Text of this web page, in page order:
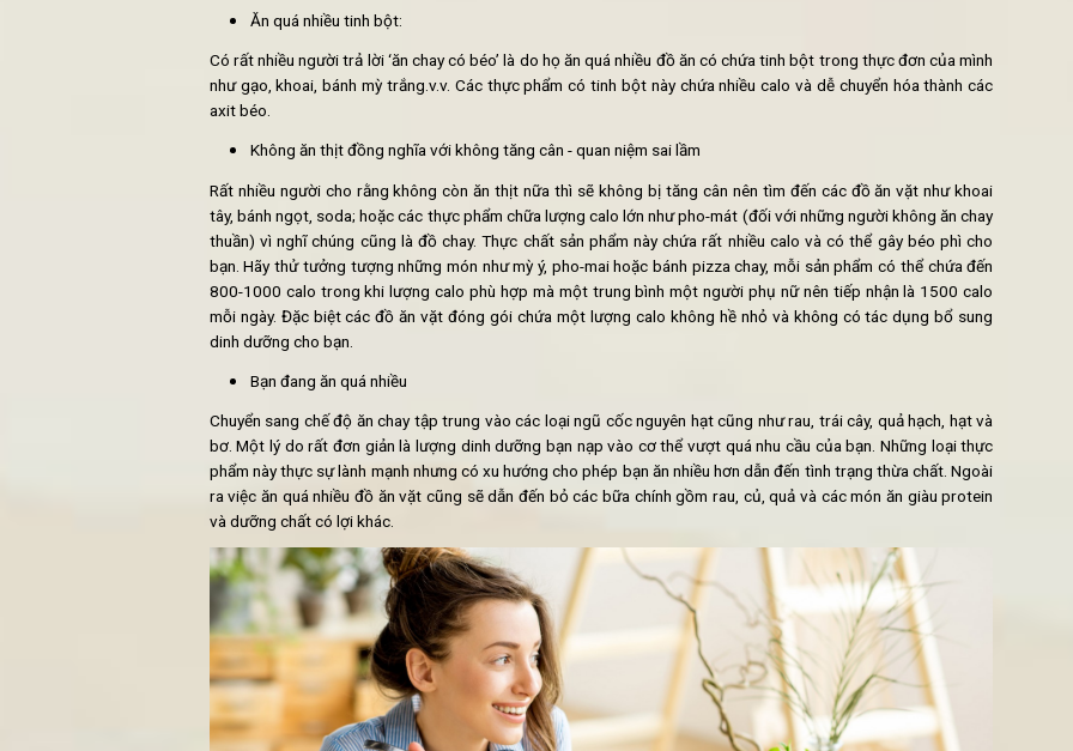
1. Ăn đồ chay có béo không?
Ăn đồ chay có béo không, phụ thuộc chủ yếu vào cách bạnăn chay, vẫn có rất nhiều người bị tăng
dụng chế độ ăn chay. Việc béo phì hoặc thừa cân của con người gây ra đơn giản là do sự trao đổi
việc bạn nạp quá nhiều năng lượng vào cơ thể nhưng không sử dụng hết, khiến cho năng lượng đó
thành mỡ thừa khiến bạn tăng cân. Việc béo phì do ăn chay xảy ra thường do 3 nguyên nhân dưới đây:
Không có protein trong các bữa ăn:
Protein là một chất hữu ích không gây béo và còn giúp cho con người có cảm giác no do việc phân
trong cơ thể thường mất nhiều thời gian hơn. Những người ăn chay nhưng loại bỏ các món ăn có
thực vật như các loại hạt, đậu, ngô.v.v. thường sẽ cảm thấy hay đói dẫn đến việc ăn nhiều hơn bình
Ăn quá nhiều tinh bột:
Có rất nhiều người trả lời ‘ăn chay có béo’ là do họ ăn quá nhiều đồ ăn có chứa tinh bột trong thực
như gạo, khoai, bánh mỳ trắng.v.v. Các thực phẩm có tinh bột này chứa nhiều calo và dễ chuyển
axit béo.
Không ăn thịt đồng nghĩa với không tăng cân - quan niệm sai lầm
Rất nhiều người cho rằng không còn ăn thịt nữa thì sẽ không bị tăng cân nên tìm đến các đồ ăn
tây, bánh ngọt, soda; hoặc các thực phẩm chữa lượng calo lớn như pho-mát (đối với những người
thuần) vì nghĩ chúng cũng là đồ chay. Thực chất sản phẩm này chứa rất nhiều calo và có thể gây
bạn. Hãy thử tưởng tượng những món như mỳ ý, pho-mai hoặc bánh pizza chay, mỗi sản phẩm có
800-1000 calo trong khi lượng calo phù hợp mà một trung bình một người phụ nữ nên tiếp nhận